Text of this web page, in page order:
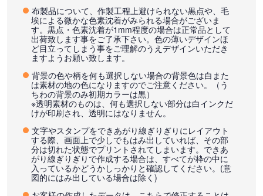
布製品について、作製工程上避けられない黒点や、毛
埃による微かな色素沈着がみられる場合がございま
す。黒点・色素沈着が1mm程度の場合は正常品として
出荷致します事をご了承下さい。色の薄いデザインほ
ど目立ってしまう事をご理解のうえデザインいただき
ますようお願い致します。
背景の色や柄を何も選択しない場合の背景色は白また
は素材の地の色になりますのでご注意ください。（う
ちわの背景のみ初期カラーは黒）
※透明素材のものは、何も選択しない部分は白インクだ
けが印刷され、透明にはなりません。
文字やスタンプをできあがり線ぎりぎりにレイアウト
する際、画面上で少しでもはみ出していれば、その部
分は切れた状態でプリントされてしまいます。できあ
がり線ぎりぎりで作成する場合は、すべてが枠の中に
入っているかどうかしっかりと確認してください。(意
図的にはみ出している場合は除く)